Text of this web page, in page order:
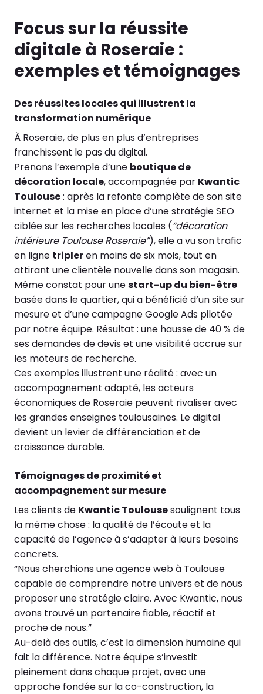
Focus sur la réussite
digitale à Roseraie :
exemples et témoignages
Des réussites locales qui illustrent la
transformation numérique
À Roseraie, de plus en plus d’entreprises
franchissent le pas du digital.
Prenons l’exemple d’une boutique de
décoration locale, accompagnée par Kwantic
Toulouse: après la refonte complète de son site
internet et la mise en place d’une stratégie SEO
ciblée sur les recherches locales (“décoration
intérieure Toulouse Roseraie”), elle a vu son trafic
en ligne tripleren moins de six mois, tout en
attirant une clientèle nouvelle dans son magasin.
Même constat pour unestart-up du bien-être
basée dans le quartier, qui a bénéficié d’un site sur
mesure et d’une campagne Google Ads pilotée
par notre équipe. Résultat : une hausse de 40 % de
ses demandes de devis et une visibilité accrue sur
les moteurs de recherche.
Ces exemples illustrent une réalité : avec un
accompagnement adapté, les acteurs
économiques de Roseraie peuvent rivaliser avec
les grandes enseignes toulousaines. Le digital
devient un levier de différenciation et de
croissance durable.
Témoignages de proximité et
accompagnement sur mesure
Les clients de Kwantic Toulousesoulignent tous
la même chose : la qualité de l’écoute et la
capacité de l’agence à s’adapter à leurs besoins
concrets.
“Nous cherchions une agence web à Toulouse
capable de comprendre notre univers et de nous
proposer une stratégie claire. Avec Kwantic, nous
avons trouvé un partenaire fiable, réactif et
proche de nous.”
Au-delà des outils, c’est la dimension humaine qui
fait la différence. Notre équipe s’investit
pleinement dans chaque projet, avec une
approche fondée sur la co-construction, la